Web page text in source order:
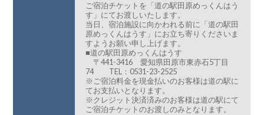
ご宿泊チケットを「道の駅田原めっくんはう
す」にてお渡しいたします。
当日、宿泊施設に向かわれる前に「道の駅田
原めっくんはうす」にお立ち寄りくださいま
すようお願い申し上げます。
■道の駅田原めっくんはうす
〒441-3416 愛知県田原市東赤石5丁目
74 TEL：0531-23-2525
※ご宿泊料金を現金払いのお客様は道の駅に
てお支払いとなります。
※クレジット決済済みのお客様は道の駅にて
ご宿泊チケットのお渡しのみとなります。